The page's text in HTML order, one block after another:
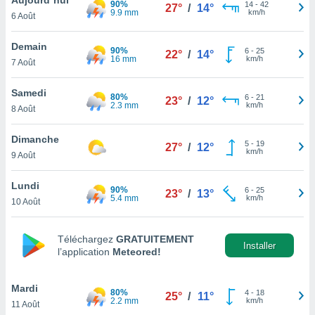
et
»,
au
vous
qu'ils
ou
le
ainsi
un
la
du
6 Août
90%
9.9 mm
27° / 14° 14- 42
km/h
Demain
7 Août
90%
16 mm
22° / 14° 6- 25
km/h
Samedi
8 Août
80%
2.3 mm
23° / 12° 6- 21
km/h
Dimanche
9 Août
27° / 12° 5- 19
km/h
Lundi
10 Août
90%
5.4 mm
23° / 13° 6- 25
km/h
Téléchargez GRATUITEMENT
l’application Meteored!
Installer
Mardi
11 Août
80%
2.2 mm
25° / 11° 4- 18
km/h